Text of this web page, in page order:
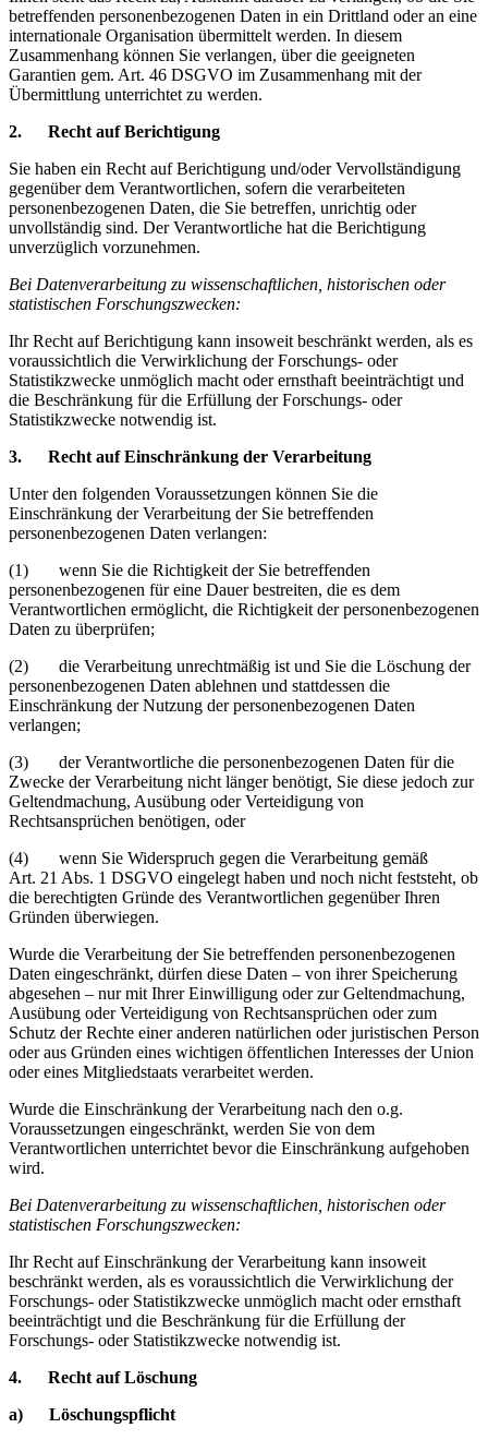
betreffenden personenbezogenen Daten in ein Drittland oder an eine
internationale Organisation übermittelt werden. In diesem
Zusammenhang können Sie verlangen, über die geeigneten
Garantien gem. Art. 46 DSGVO im Zusammenhang mit der
Übermittlung unterrichtet zu werden.
2. Recht auf Berichtigung
Sie haben ein Recht auf Berichtigung und/oder Vervollständigung
gegenüber dem Verantwortlichen, sofern die verarbeiteten
personenbezogenen Daten, die Sie betreffen, unrichtig oder
unvollständig sind. Der Verantwortliche hat die Berichtigung
unverzüglich vorzunehmen.
Bei Datenverarbeitung zu wissenschaftlichen, historischen oder
statistischen Forschungszwecken:
Ihr Recht auf Berichtigung kann insoweit beschränkt werden, als es
voraussichtlich die Verwirklichung der Forschungs- oder
Statistikzwecke unmöglich macht oder ernsthaft beeinträchtigt und
die Beschränkung für die Erfüllung der Forschungs- oder
Statistikzwecke notwendig ist.
3. Recht auf Einschränkung der Verarbeitung
Unter den folgenden Voraussetzungen können Sie die
Einschränkung der Verarbeitung der Sie betreffenden
personenbezogenen Daten verlangen:
(1) wenn Sie die Richtigkeit der Sie betreffenden
personenbezogenen für eine Dauer bestreiten, die es dem
Verantwortlichen ermöglicht, die Richtigkeit der personenbezogenen
Daten zu überprüfen;
(2) die Verarbeitung unrechtmäßig ist und Sie die Löschung der
personenbezogenen Daten ablehnen und stattdessen die
Einschränkung der Nutzung der personenbezogenen Daten
verlangen;
(3) der Verantwortliche die personenbezogenen Daten für die
Zwecke der Verarbeitung nicht länger benötigt, Sie diese jedoch zur
Geltendmachung, Ausübung oder Verteidigung von
Rechtsansprüchen benötigen, oder
(4) wenn Sie Widerspruch gegen die Verarbeitung gemäß
Art. 21 Abs. 1 DSGVO eingelegt haben und noch nicht feststeht, ob
die berechtigten Gründe des Verantwortlichen gegenüber Ihren
Gründen überwiegen.
Wurde die Verarbeitung der Sie betreffenden personenbezogenen
Daten eingeschränkt, dürfen diese Daten – von ihrer Speicherung
abgesehen – nur mit Ihrer Einwilligung oder zur Geltendmachung,
Ausübung oder Verteidigung von Rechtsansprüchen oder zum
Schutz der Rechte einer anderen natürlichen oder juristischen Person
oder aus Gründen eines wichtigen öffentlichen Interesses der Union
oder eines Mitgliedstaats verarbeitet werden.
Wurde die Einschränkung der Verarbeitung nach den o.g.
Voraussetzungen eingeschränkt, werden Sie von dem
Verantwortlichen unterrichtet bevor die Einschränkung aufgehoben
wird.
Bei Datenverarbeitung zu wissenschaftlichen, historischen oder
statistischen Forschungszwecken:
Ihr Recht auf Einschränkung der Verarbeitung kann insoweit
beschränkt werden, als es voraussichtlich die Verwirklichung der
Forschungs- oder Statistikzwecke unmöglich macht oder ernsthaft
beeinträchtigt und die Beschränkung für die Erfüllung der
Forschungs- oder Statistikzwecke notwendig ist.
4. Recht auf Löschung
a) Löschungspflicht